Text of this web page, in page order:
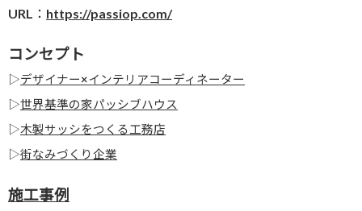
URL： https://passiop.com/
コンセプト
▷デザイナー×インテリアコーディネーター
▷世界基準の家パッシブハウス
▷木製サッシをつくる工務店
▷街なみづくり企業
施工事例